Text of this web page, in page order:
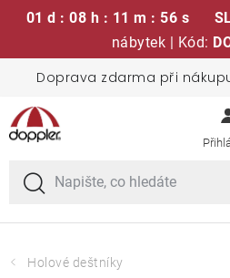
01 d : 08 h : 11 m : 56 s
nábytek | Kód:
obsah
Doprava zdarma při
Sedací soupravy
Slunečníky
Křesla a židle
Holové deštníky